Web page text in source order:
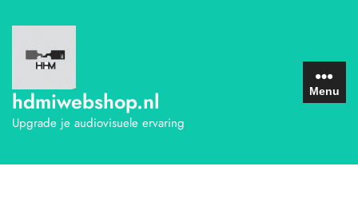
naar
inhoud
hdmiwebshop.nl
Upgrade je audiovisuele ervaring
Menu